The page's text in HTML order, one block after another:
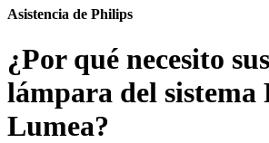
Asistencia de Philips
¿Por qué necesito
lámpara del sistema
Lumea?